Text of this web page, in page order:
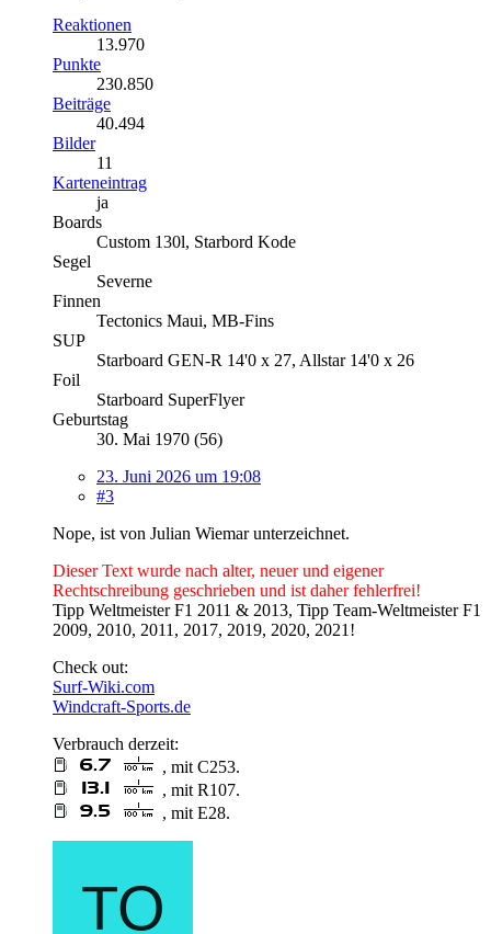
Reaktionen
13.970
Punkte
230.850
Beiträge
40.494
Bilder
11
Karteneintrag
ja
Boards
Custom 130l, Starbord Kode
Segel
Severne
Finnen
Tectonics Maui, MB-Fins
SUP
Starboard GEN-R 14'0 x 27, Allstar 14'0 x 26
Foil
Starboard SuperFlyer
Geburtstag
30. Mai 1970 (56)
23. Juni 2026 um 19:08
#3
Nope, ist von Julian Wiemar unterzeichnet.
Dieser Text wurde nach alter, neuer und eigener
Rechtschreibung geschrieben und ist daher fehlerfrei!
Tipp Weltmeister F1 2011 & 2013, Tipp Team-Weltmeister F1
2009, 2010, 2011, 2017, 2019, 2020, 2021!
Check out:
Surf-Wiki.com
Windcraft-Sports.de
Verbrauch derzeit:
, mit C253.
, mit R107.
, mit E28.